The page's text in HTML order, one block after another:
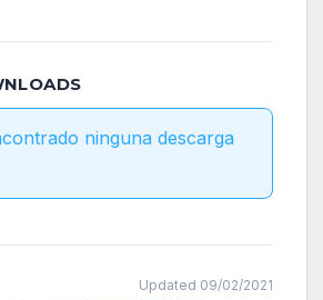
ninguna descarga
Updated 09/02/2021